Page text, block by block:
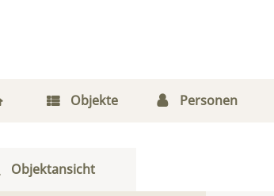
Objekte Personen
Objektansicht